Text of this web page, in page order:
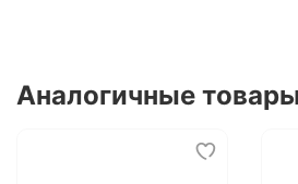
Аналогичные